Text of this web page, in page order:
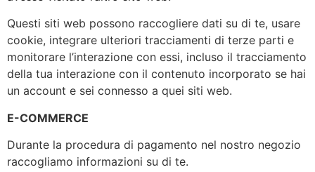
Questi siti web possono raccogliere dati su di te, usare
cookie, integrare ulteriori tracciamenti di terze parti e
monitorare l’interazione con essi, incluso il tracciamento
della tua interazione con il contenuto incorporato se hai
un account e sei connesso a quei siti web.
E-COMMERCE
Durante la procedura di pagamento nel nostro negozio
raccogliamo informazioni su di te.